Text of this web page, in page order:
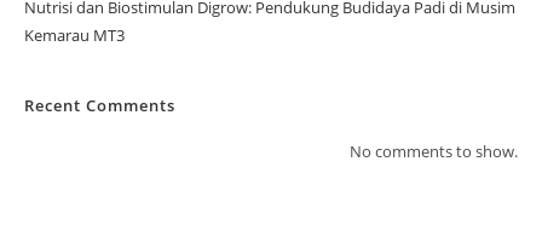
Nutrisi dan Biostimulan Digrow: Pendukung Budidaya Padi di Musim
Kemarau MT3
Recent Comments
No comments to show.